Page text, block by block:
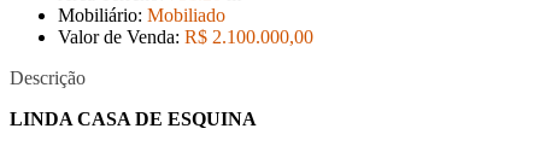
Mobiliário: Mobiliado
Valor de Venda: R$ 2.100.000,00
Descrição
LINDA CASA DE ESQUINA